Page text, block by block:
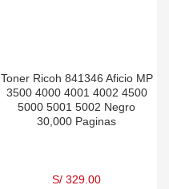
Toner Ricoh 841346 Aficio MP
3500 4000 4001 4002 4500
5000 5001 5002 Negro
30,000 Paginas
S/ 329.00